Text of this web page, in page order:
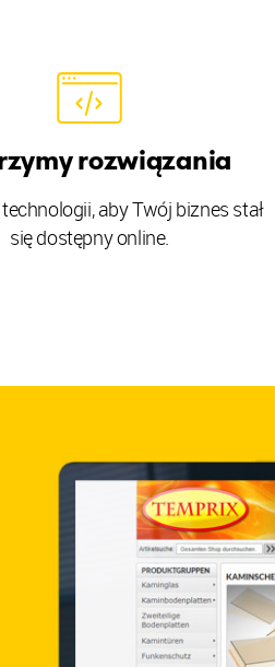
rozwiązania
aby Twój biznes stał
się dostępny online.